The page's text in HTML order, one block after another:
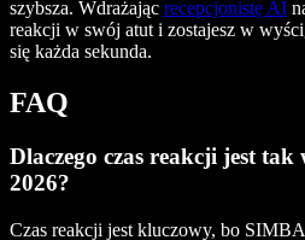
szybsza. Wdrażając recepcjonistę AI
reakcji w swój atut i zostajesz w
się każda sekunda.
FAQ
Dlaczego czas reakcji jest
2026?
Czas reakcji jest kluczowy, bo